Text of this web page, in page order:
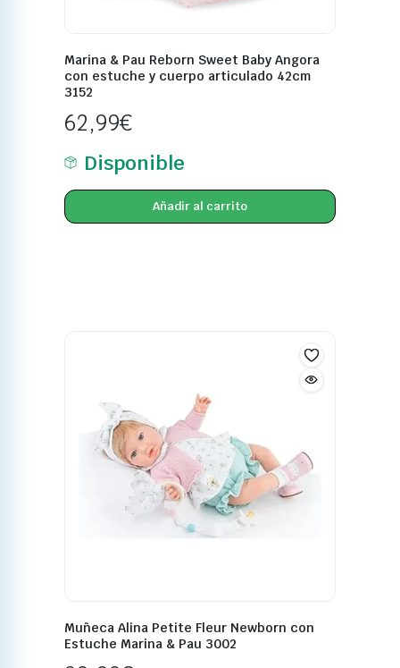
Marina & Pau Reborn Sweet Baby Angora
con estuche y cuerpo articulado 42cm
3152
62,99€
Disponible
Añadir al carrito
Muñeca Alina Petite Fleur Newborn con
Estuche Marina & Pau 3002